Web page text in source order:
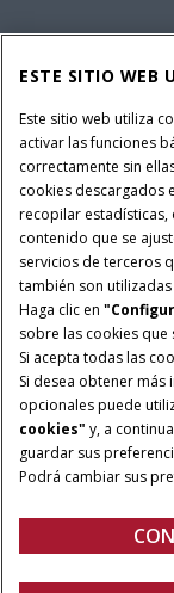
SERVICIOS
SOBRE CASE
Política Integrada
Terminos y
Configuración de
© 2026 CNH Industrial
trademark of CNH
ESTE SITIO WEB
Este sitio web utiliza
activar las funciones
correctamente sin
cookies descargados
recopilar
contenido que se
servicios de terceros
también son
Haga clic en
sobre las cookies que
Si acepta todas las
Si desea obtener
opcionales puede
cookies" y, a
guardar sus
Podrá cambiar sus